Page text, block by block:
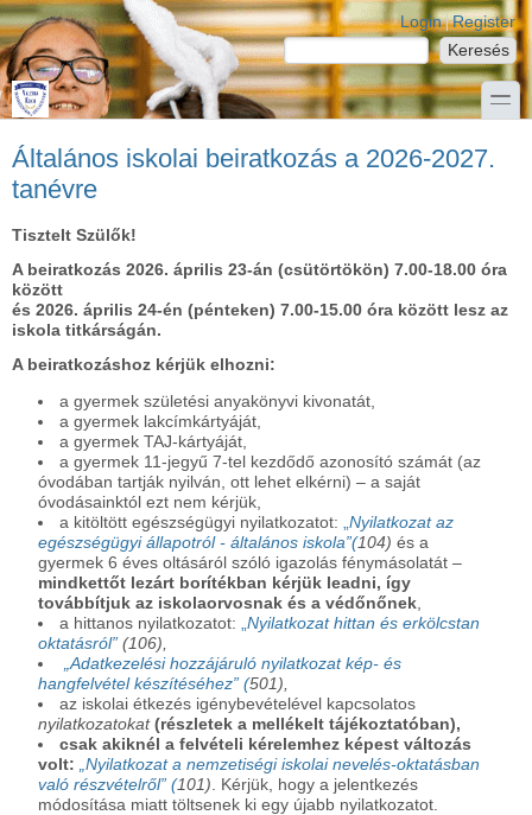
Ugrás a tartalomra
Skip to search
Login links Login Register
Keresés űrlap
Keresés
toggle
Általános iskolai beiratkozás a 2026-2027.
tanévre
Tisztelt Szülők!
A beiratkozás 2026. április 23-án (csütörtökön) 7.00-18.00 óra
között
és 2026. április 24-én (pénteken) 7.00-15.00 óra között lesz az
iskola titkárságán.
A beiratkozáshoz kérjük elhozni:
a gyermek születési anyakönyvi kivonatát,
a gyermek lakcímkártyáját,
a gyermek TAJ-kártyáját,
a gyermek 11-jegyű 7-tel kezdődő azonosító számát (az
óvodában tartják nyilván, ott lehet elkérni) – a saját
óvodásainktól ezt nem kérjük,
a kitöltött egészségügyi nyilatkozatot:
„Nyilatkozat az
egészségügyi állapotról - általános iskola”(104) és a
gyermek 6 éves oltásáról szóló igazolás fénymásolatát –
mindkettőt lezárt borítékban kérjük leadni, így
továbbítjuk az iskolaorvosnak és a védőnőnek,
a hittanos nyilatkozatot:
„Nyilatkozat hittan és erkölcstan
oktatásról” (106),
„Adatkezelési hozzájáruló nyilatkozat kép- és
hangfelvétel készítéséhez” (501),
az iskolai étkezés igénybevételével kapcsolatos
nyilatkozatokat (részletek a mellékelt tájékoztatóban),
csak akiknél a felvételi kérelemhez képest változás
volt:
„Nyilatkozat a nemzetiségi iskolai nevelés-oktatásban
való részvételről” (101) . Kérjük, hogy a jelentkezés
módosítása miatt töltsenek ki egy újabb nyilatkozatot.